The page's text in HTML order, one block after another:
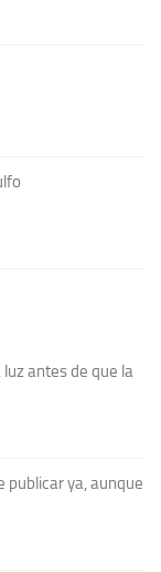
antes de que la
publicar ya, aunque